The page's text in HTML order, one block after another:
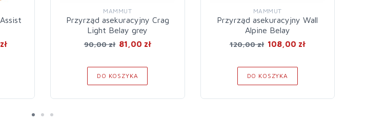
MAMMUT
Przyrząd asekuracyjny Crag
Light Belay grey
90,00 zł 81,00 zł
DO KOSZYKA
MAMMUT
Przyrząd asekuracyjny Wall
Alpine Belay
120,00 zł 108,00 zł
DO KOSZYKA